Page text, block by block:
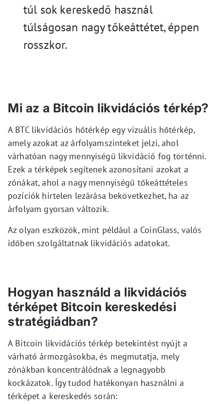
túl sok kereskedő használ
túlságosan nagy tőkeáttétet, éppen
rosszkor.
Mi az a Bitcoin likvidációs térkép?
A BTC likvidációs hőtérkép egy vizuális hőtérkép,
amely azokat az árfolyamszinteket jelzi, ahol
várhatóan nagy mennyiségű likvidáció fog történni.
Ezek a térképek segítenek azonosítani azokat a
zónákat, ahol a nagy mennyiségű tőkeáttételes
pozíciók hirtelen lezárása bekövetkezhet, ha az
árfolyam gyorsan változik.
Az olyan eszközök, mint például a CoinGlass, valós
időben szolgáltatnak likvidációs adatokat.
Hogyan használd a likvidációs
térképet Bitcoin kereskedési
stratégiádban?
A Bitcoin likvidációs térkép betekintést nyújt a
várható ármozgásokba, és megmutatja, mely
zónákban koncentrálódnak a legnagyobb
kockázatok. Így tudod hatékonyan használni a
térképet a kereskedés során: